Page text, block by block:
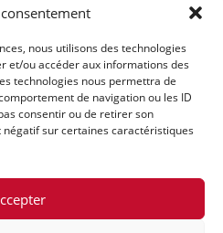
nous utilisons des technologies
et/ou accéder aux informations des
technologies nous permettra de
de navigation ou les ID
consentir ou de retirer son
sur certaines caractéristiques